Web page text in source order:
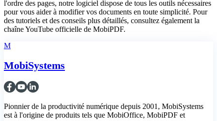
l'ordre des pages, notre logiciel dispose de tous les outils nécessaires
pour vous aider à modifier vos documents en toute simplicité. Pour
des tutoriels et des conseils plus détaillés, consultez également la
chaîne YouTube officielle de MobiPDF.
M
MobiSystems
Pionnier de la productivité numérique depuis 2001, MobiSystems
est à l'origine de produits tels que MobiOffice, MobiPDF et